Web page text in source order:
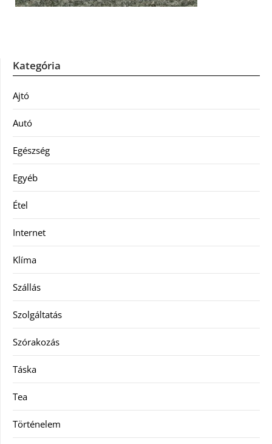
Kategória
Ajtó
Autó
Egészség
Egyéb
Étel
Internet
Klíma
Szállás
Szolgáltatás
Szórakozás
Táska
Tea
Történelem